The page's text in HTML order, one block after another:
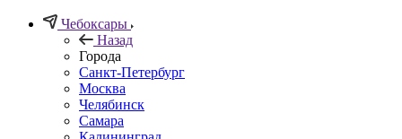
Чебоксары
Назад
Города
Санкт-Петербург
Москва
Челябинск
Самара